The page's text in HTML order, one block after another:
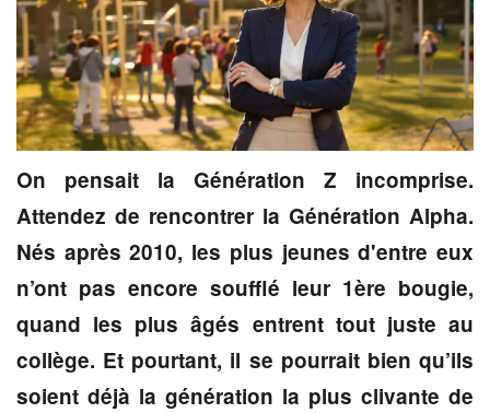
On pensait la Génération Z incomprise.
Attendez de rencontrer la Génération Alpha.
Nés après 2010, les plus jeunes d'entre eux
n’ont pas encore soufflé leur 1ère bougie,
quand les plus âgés entrent tout juste au
collège. Et pourtant, il se pourrait bien qu’ils
soient déjà la génération la plus clivante de